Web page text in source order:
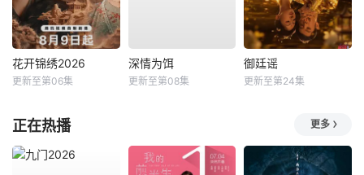
花开锦绣2026
更新至第06集
深情为饵
更新至第08集
御廷谣
更新至第24集
正在热播 更多